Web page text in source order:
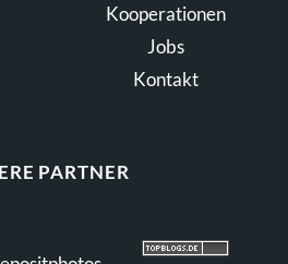
Kooperationen
Jobs
Kontakt
PARTNER